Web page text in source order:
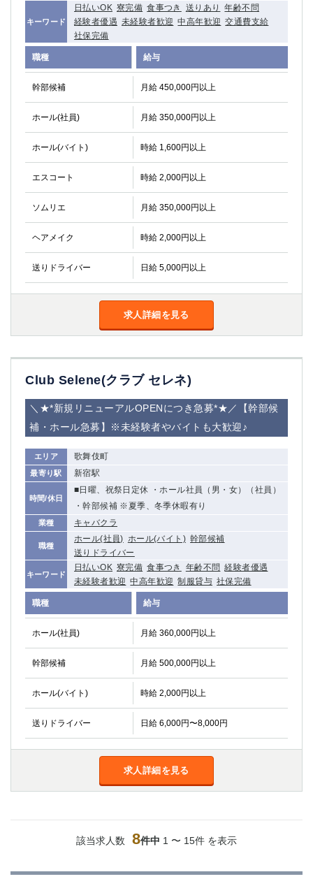
キーワード
日払いOK 寮完備 食事つき 送りあり
年齢不問
経験者優遇 未経験者歓迎 中高年歓迎 交通費支給
社保完備
職種 給与
幹部候補 月給 450,000円以上
ホール(社員) 月給 350,000円以上
ホール(バイト) 時給 1,600円以上
エスコート 時給 2,000円以上
ソムリエ 月給 350,000円以上
ヘアメイク 時給 2,000円以上
送りドライバー 日給 5,000円以上
求人詳細を見る
Club Selene(クラブ セレネ)
＼★*新規リニューアルOPENにつき急募*★／【幹部候
補・ホール急募】※未経験者やバイトも大歓迎♪
エリア 歌舞伎町
最寄り駅 新宿駅
時間/休日
■日曜、祝祭日定休 ・ホール社員（男・女）（社員）
・幹部候補 ※夏季、冬季休暇有り
業種 キャバクラ
職種
ホール(社員) ホール(バイト) 幹部候補
送りドライバー
キーワード
日払いOK 寮完備 食事つき 年齢不問 経験者優遇
未経験者歓迎 中高年歓迎 制服貸与 社保完備
職種 給与
ホール(社員) 月給 360,000円以上
幹部候補 月給 500,000円以上
ホール(バイト) 時給 2,000円以上
送りドライバー 日給 6,000円〜8,000円
求人詳細を見る
該当求人数 8件中 1 〜 15件 を表示